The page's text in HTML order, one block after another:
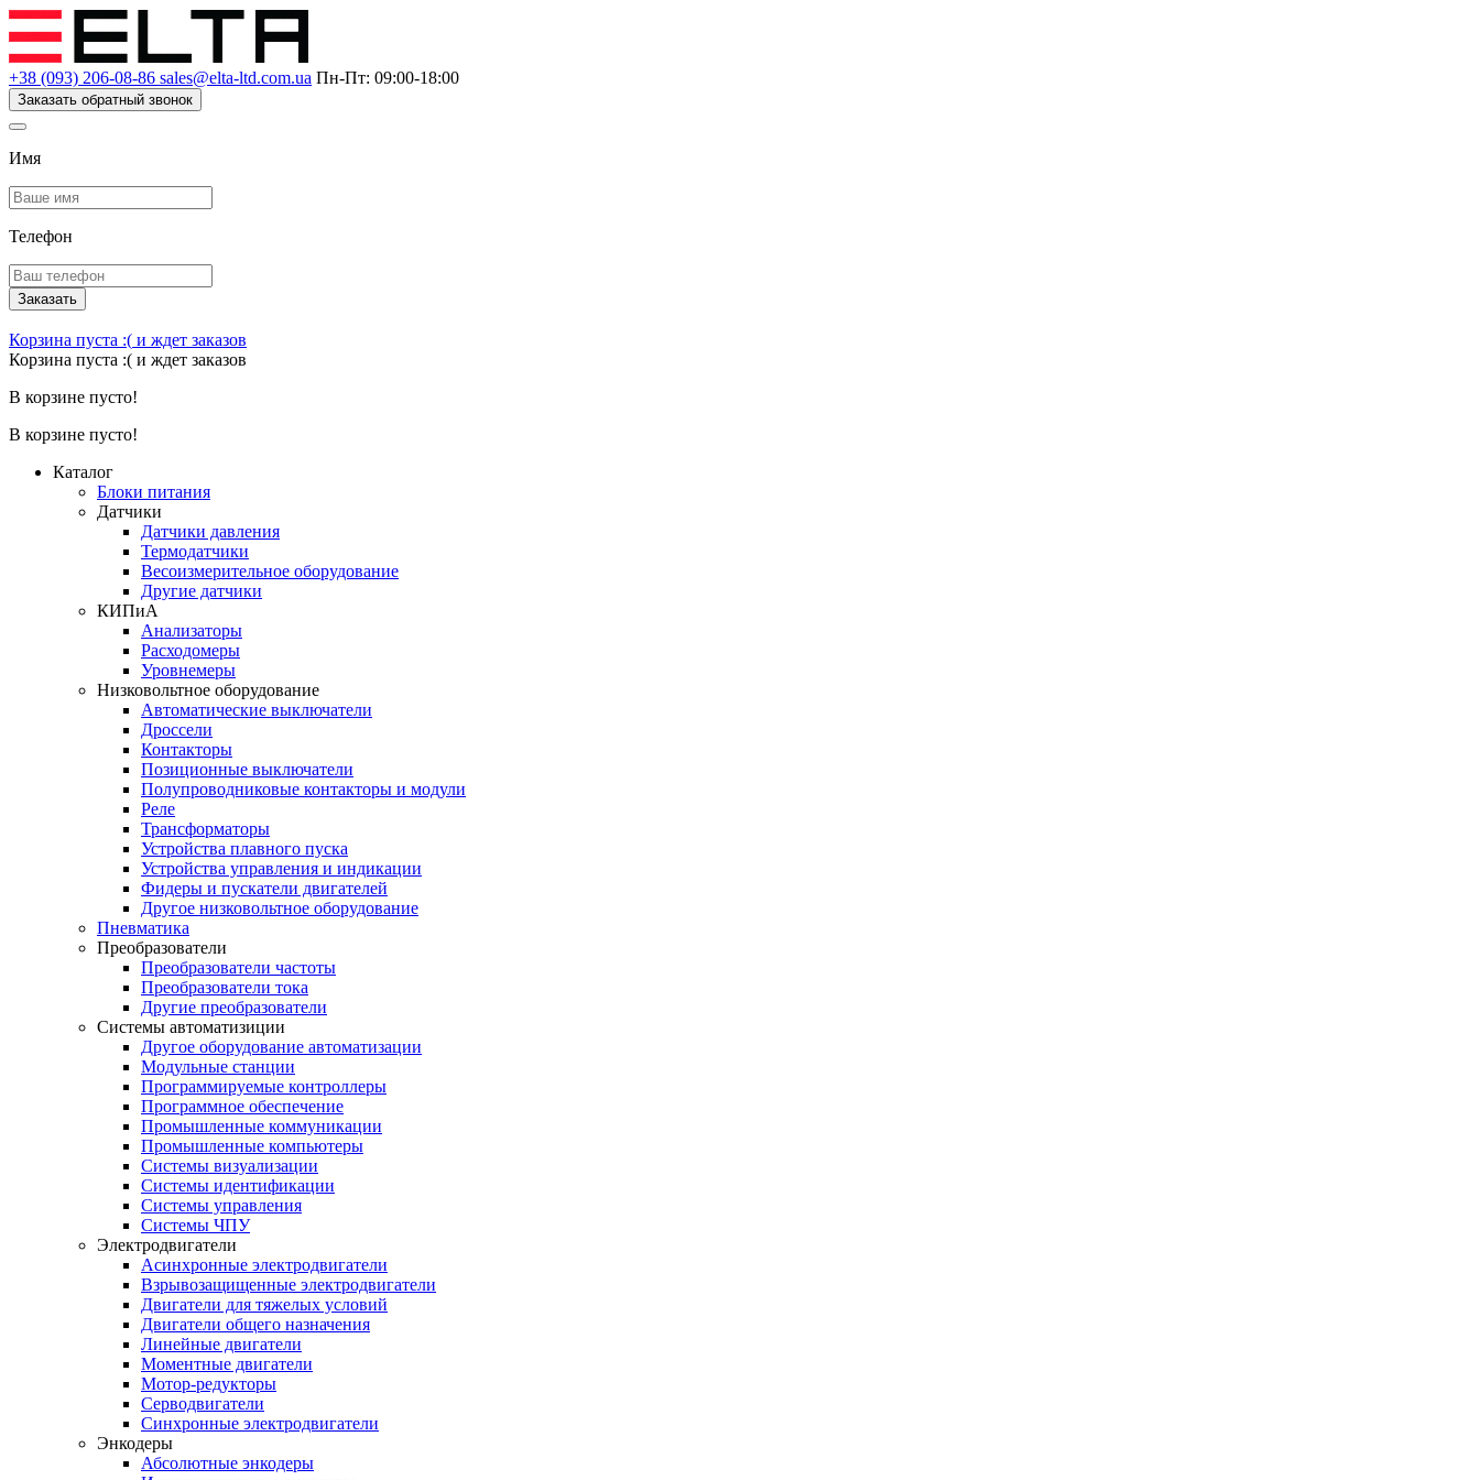
+38 (093) 206-08-86 sales@elta-ltd.com.ua Пн-Пт: 09:00-18:00
Заказать обратный звонок
Имя
Телефон
Заказать
Корзина пуста :( и ждет заказов
Корзина пуста :( и ждет заказов
В корзине пусто!
В корзине пусто!
Каталог
Блоки питания
Датчики
Датчики давления
Термодатчики
Весоизмерительное оборудование
Другие датчики
КИПиА
Анализаторы
Расходомеры
Уровнемеры
Низковольтное оборудование
Автоматические выключатели
Дроссели
Контакторы
Позиционные выключатели
Полупроводниковые контакторы и модули
Реле
Трансформаторы
Устройства плавного пуска
Устройства управления и индикации
Фидеры и пускатели двигателей
Другое низковольтное оборудование
Пневматика
Преобразователи
Преобразователи частоты
Преобразователи тока
Другие преобразователи
Системы автоматизиции
Другое оборудование автоматизации
Модульные станции
Программируемые контроллеры
Программное обеспечение
Промышленные коммуникации
Промышленные компьютеры
Системы визуализации
Системы идентификации
Системы управления
Системы ЧПУ
Электродвигатели
Асинхронные электродвигатели
Взрывозащищенные электродвигатели
Двигатели для тяжелых условий
Двигатели общего назначения
Линейные двигатели
Моментные двигатели
Мотор-редукторы
Серводвигатели
Синхронные электродвигатели
Энкодеры
Абсолютные энкодеры